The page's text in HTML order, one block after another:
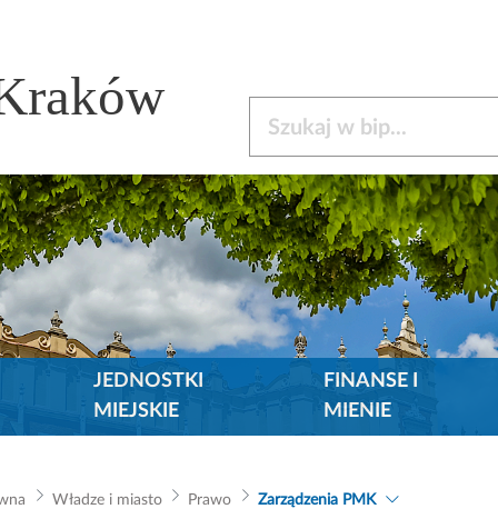
JEDNOSTKI
MIEJSKIE
FINANSE I
MIENIE
Władze i miasto Prawo Zarządzenia PMK